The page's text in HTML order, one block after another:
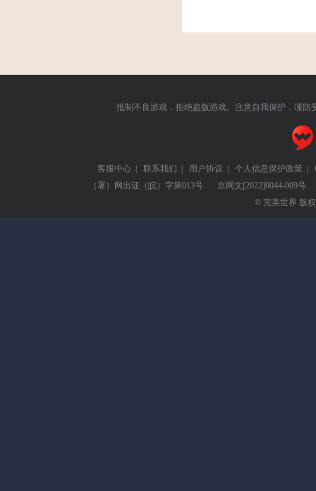
抵制不良游戏，拒绝盗版游戏。注意自我保护，谨防
客服中心 | 联系我们 | 用户协议 | 个人信息保护政策 |
（署）网出证（皖）字第013号
京网文[2022]0044-009号
© 完美世界 版权